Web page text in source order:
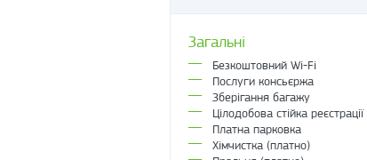
Загальні
Безкоштовний Wi-Fi
Послуги консьєржа
Зберігання багажу
Цілодобова стійка реєстрації
Платна парковка
Хімчистка (платно)